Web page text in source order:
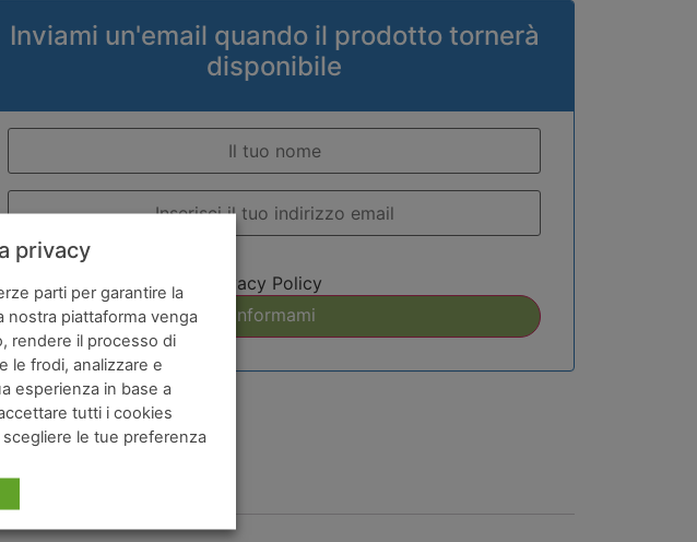
Inviami un'email quando il prodotto tornerà
disponibile
Accetto i termini e la Privacy Policy
privacy
parti per garantire la
nostra piattaforma venga
rendere il processo di
le frodi, analizzare e
esperienza in base a
tutti i cookies
le tue preferenza